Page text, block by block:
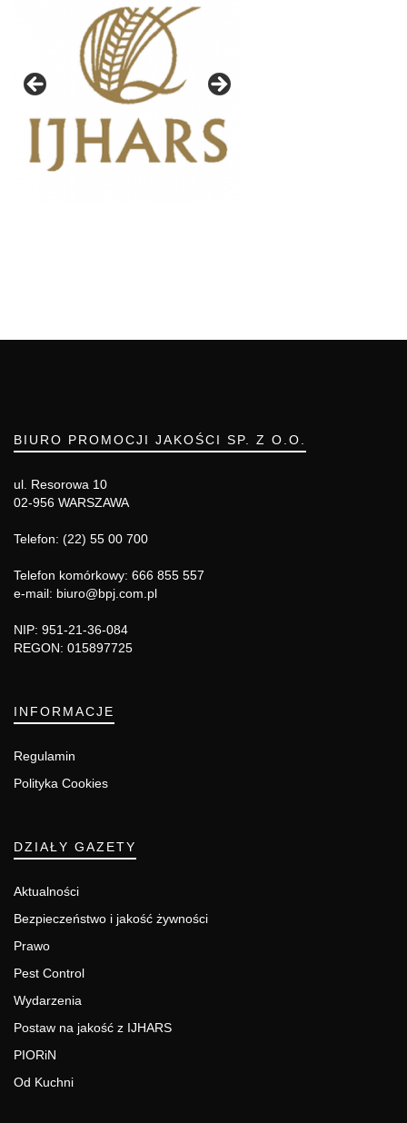
BIURO PROMOCJI JAKOŚCI SP. Z O.O.
ul. Resorowa 10
02-956 WARSZAWA
Telefon: (22) 55 00 700
Telefon komórkowy: 666 855 557
e-mail: biuro@bpj.com.pl
NIP: 951-21-36-084
REGON: 015897725
INFORMACJE
Regulamin
Polityka Cookies
DZIAŁY GAZETY
Aktualności
Bezpieczeństwo i jakość żywności
Prawo
Pest Control
Wydarzenia
Postaw na jakość z IJHARS
PIORiN
Od Kuchni